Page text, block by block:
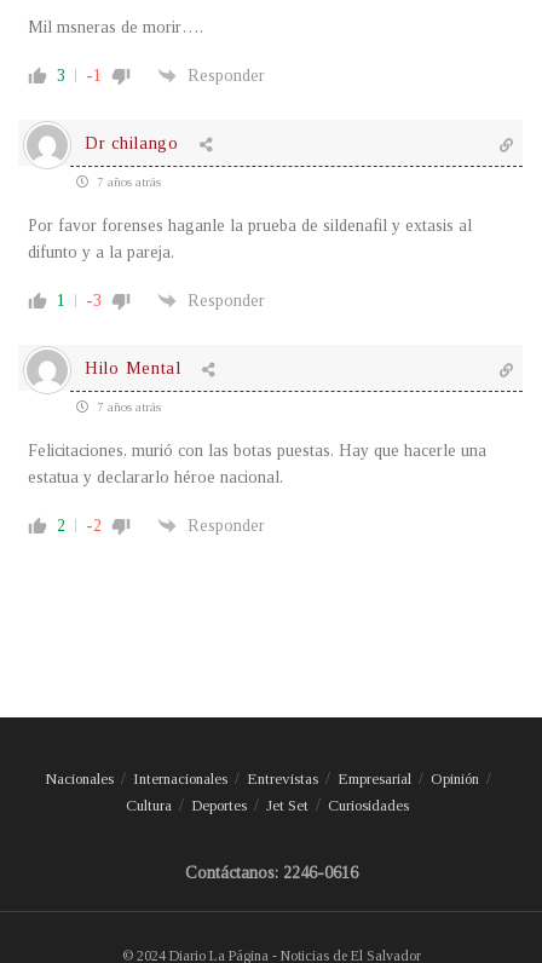
Mil msneras de morir….
3 -1 Responder
Dr chilango
7 años atrás
Por favor forenses haganle la prueba de sildenafil y extasis al
difunto y a la pareja.
1 -3 Responder
Hilo Mental
7 años atrás
Felicitaciones, murió con las botas puestas. Hay que hacerle una
estatua y declararlo héroe nacional.
2 -2 Responder
Nacionales Internacionales Entrevistas Empresarial
Opinión
Cultura
Deportes Jet Set Curiosidades
Contáctanos: 2246-0616
© 2024 Diario La Página - Noticias de El Salvador